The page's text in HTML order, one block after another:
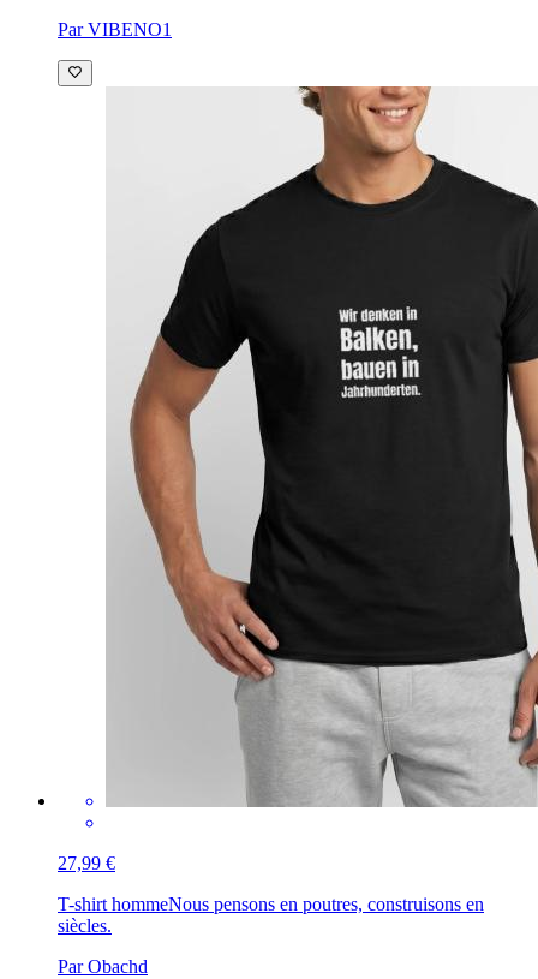
Par VIBENO1
27,99 €
T-shirt hommeNous pensons en poutres, construisons en
siècles.
Par Obachd